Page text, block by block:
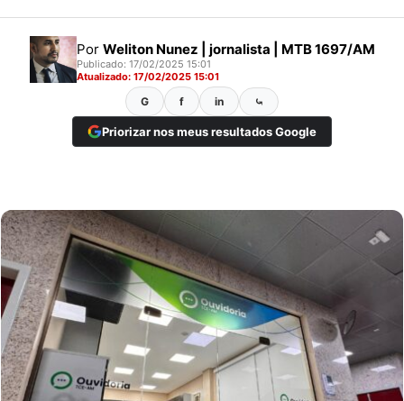
Por Weliton Nunez | jornalista | MTB 1697/AM
Publicado: 17/02/2025 15:01
Atualizado: 17/02/2025 15:01
G f in ⤿
Priorizar nos meus resultados Google